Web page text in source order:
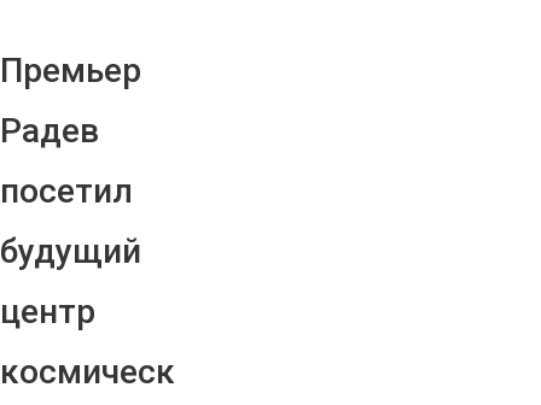
Премьер
Радев
посетил
будущий
центр
космическ